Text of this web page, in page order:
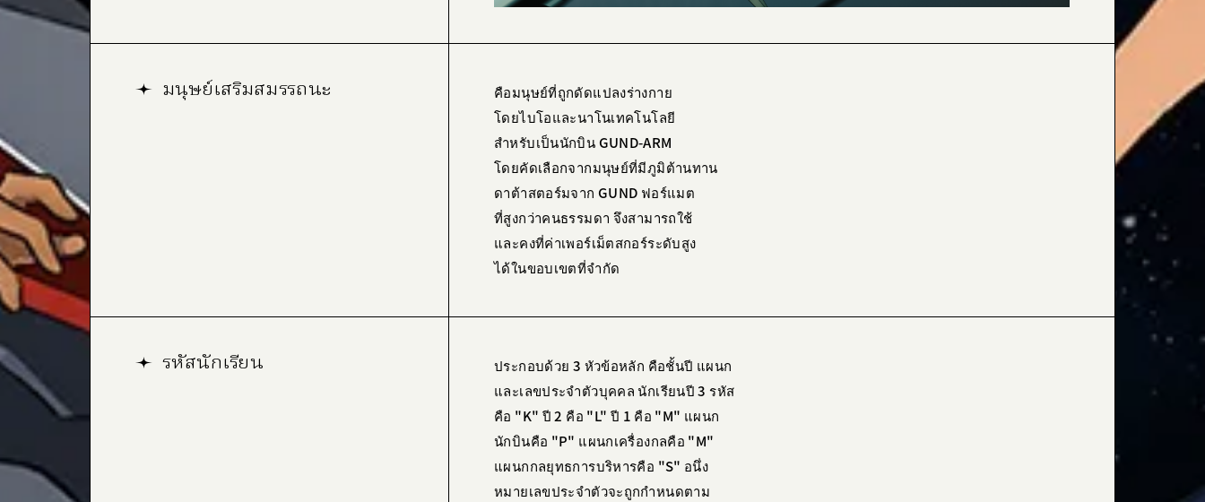
มนุษย์เสริมสมรรถนะ
คือมนุษย์ที่ถูกดัดแปลงร่างกาย
โดยไบโอและนาโนเทคโนโลยี
สำหรับเป็นนักบิน GUND-ARM
โดยคัดเลือกจากมนุษย์ที่มีภูมิต้านทาน
ดาต้าสตอร์มจาก GUND ฟอร์แมต
ที่สูงกว่าคนธรรมดา จึงสามารถใช้
และคงที่ค่าเพอร์เม็ตสกอร์ระดับสูง
ได้ในขอบเขตที่จำกัด
รหัสนักเรียน
ประกอบด้วย 3 หัวข้อหลัก คือชั้นปี แผนก
และเลขประจำตัวบุคคล นักเรียนปี 3 รหัส
คือ "K" ปี 2 คือ "L" ปี 1 คือ "M" แผนก
นักบินคือ "P" แผนกเครื่องกลคือ "M"
แผนกกลยุทธการบริหารคือ "S" อนึ่ง
หมายเลขประจำตัวจะถูกกำหนดตาม